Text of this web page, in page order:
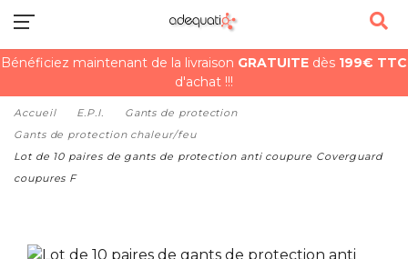
Bénéficiez maintenant de la livraison GRATUITE dès 199€ TTC
d'achat !!!
Accueil E.P.I.
Gants de protection
Gants de protection chaleur/feu
Lot de 10 paires de gants de protection anti coupure Coverguard
coupures F